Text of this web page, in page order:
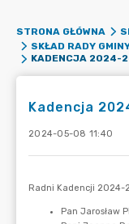
STRONA GŁÓWNA
SKŁAD RADY
KADENCJA 2024-
Kadencja
2024-05-08 11:40